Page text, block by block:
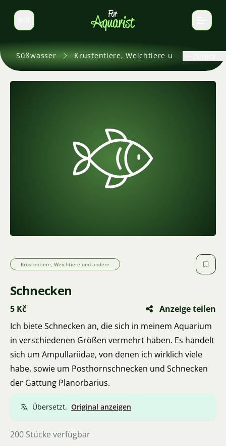
Sprache wechseln
Süßwasser Krustentiere, Weichtiere und andere
Krustentiere, Weichtiere und andere
Schnecken
5 Kč
Anzeige teilen
Ich biete Schnecken an, die sich in meinem Aquarium
in verschiedenen Größen vermehrt haben. Es handelt
sich um Ampullariidae, von denen ich wirklich viele
habe, sowie um Posthornschnecken und Schnecken
der Gattung Planorbarius.
Übersetzt. Original anzeigen
200 Stücke verfügbar